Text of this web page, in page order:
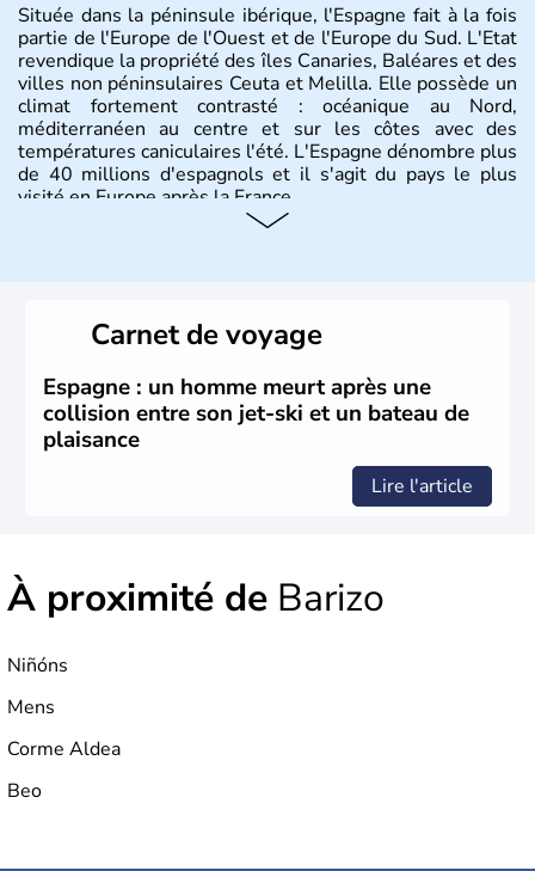
Située dans la péninsule ibérique, l'Espagne fait à la fois
partie de l'Europe de l'Ouest et de l'Europe du Sud. L'Etat
revendique la propriété des îles Canaries, Baléares et des
villes non péninsulaires Ceuta et Melilla. Elle possède un
climat fortement contrasté : océanique au Nord,
méditerranéen au centre et sur les côtes avec des
températures caniculaires l'été. L'Espagne dénombre plus
de 40 millions d'espagnols et il s'agit du pays le plus
visité en Europe après la France.
envahissent la péninsule au IIe siècle avant J.C et
apportent leur langue ainsi que leur religion. L'Espagne
s'impose comme la première puissance de l'Europe au
XIème siècle et le reste pendant plus de 100 ans. Madrid
rejoint le pays à partir de 1801 après avoir appartenu au
Portugal. Cette monarchie constitutionnelle intègre
Carnet de voyage
Espagne : un homme meurt après une
collision entre son jet-ski et un bateau de
plaisance
Lire l'article
À proximité de Barizo
Niñóns
Mens
Corme Aldea
Beo